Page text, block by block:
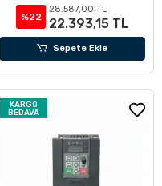
%22
28.587,00 TL
22.393,15 TL
Sepete Ekle
KARGO
BEDAVA